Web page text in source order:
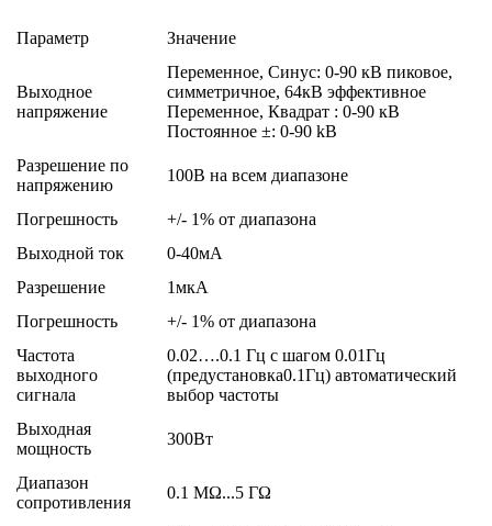
Параметр Значение
Выходное
напряжение
Переменное, Синус: 0-90 кВ пиковое,
симметричное, 64кВ эффективное
Переменное, Квадрат : 0-90 кВ
Постоянное ±: 0-90 kВ
Разрешение по
напряжению
100В на всем диапазоне
Погрешность
+/- 1% от диапазона
Выходной ток
0-40мA
Разрешение
1мкA
Погрешность
+/- 1% от диапазона
Частота
выходного
сигнала
0.02….0.1 Гц с шагом 0.01Гц
(предустановка0.1Гц) автоматический
выбор частоты
Выходная
мощность
300Вт
Диапазон
сопротивления
0.1 MΩ...5 ГΩ